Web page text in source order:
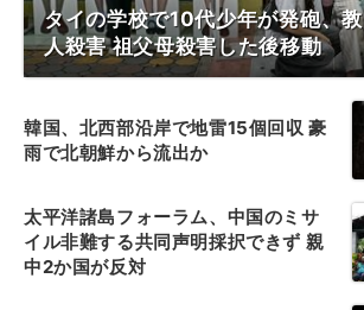
タイの学校で10代少年が発砲、
人殺害 祖父母殺害した後移動
韓国、北西部沿岸で地雷15個回収 豪
雨で北朝鮮から流出か
太平洋諸島フォーラム、中国のミサ
イル非難する共同声明採択できず 親
中2か国が反対